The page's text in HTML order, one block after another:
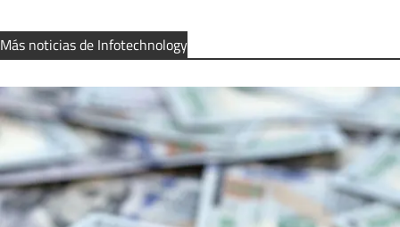
Más noticias de Infotechnology